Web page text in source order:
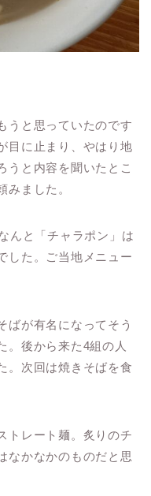
うと思っていたのです
目に止まり、やはり地
うと内容を聞いたとこ
みました。
んと「チャラポン」は
した。ご当地メニュー
ばが有名になってそう
。後から来た4組の人
。次回は焼きそばを食
トレート麺。炙りのチ
なかなかのものだと思